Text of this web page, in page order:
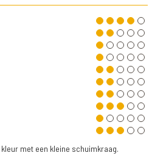
kleur met een kleine schuimkraag.